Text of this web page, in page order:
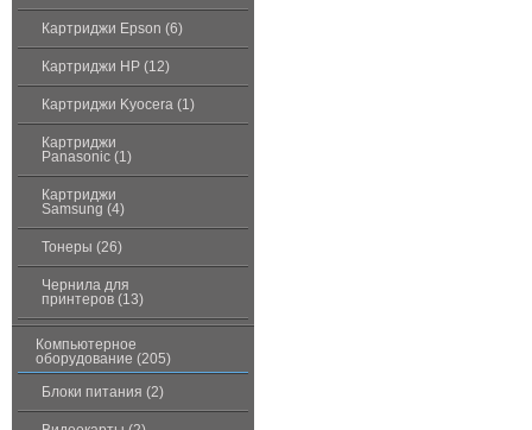
Картриджи Epson (6)
Картриджи HP (12)
Картриджи Kyocera (1)
Картриджи
Panasonic (1)
Картриджи
Samsung (4)
Тонеры (26)
Чернила для
принтеров (13)
Компьютерное
оборудование (205)
Блоки питания (2)